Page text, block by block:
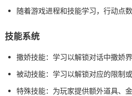
随着游戏进程和技能学习，行动点
技能系统
撒娇技能：学习以解锁对话中撒娇界
被动技能：学习以解锁对应的限制或
特殊技能：为玩家提供额外道具、